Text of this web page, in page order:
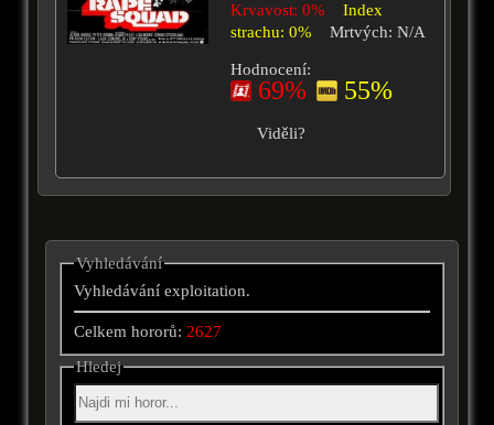
Krvavost: 0%
Index
strachu: 0%
Mrtvých: N/A
Hodnocení:
69% 55%
Viděli?
Vyhledávání
Vyhledávání exploitation.
Celkem hororů:2627
Hledej